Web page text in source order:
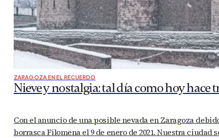
ZARAGOZA EN EL RECUERDO
Nieve y nostalgia: tal día como hoy hace
Con el anuncio de una posible nevada en Zaragoza
borrasca Filomena el 9 de enero de 2021. Nuestra